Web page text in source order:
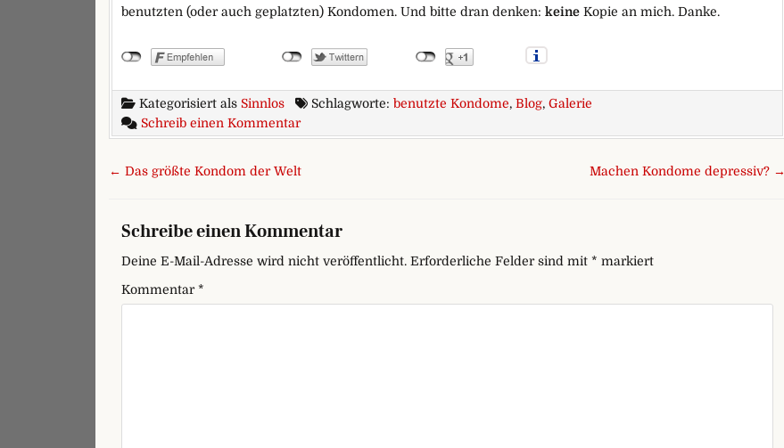
benutzten (oder auch geplatzten) Kondomen. Und bitte dran denken: keine Kopie an mich. Danke.
Kategorisiert als Sinnlos Schlagworte: benutzte Kondome, Blog, Galerie
Schreib einen Kommentarzu Galerie benutzter Kondome
Beitragsnavigation Machen Kondome depressiv? →
← Das größte Kondom der Welt
Schreibe einen Kommentar
Deine E-Mail-Adresse wird nicht veröffentlicht. Erforderliche Felder sind mit * markiert
Kommentar *